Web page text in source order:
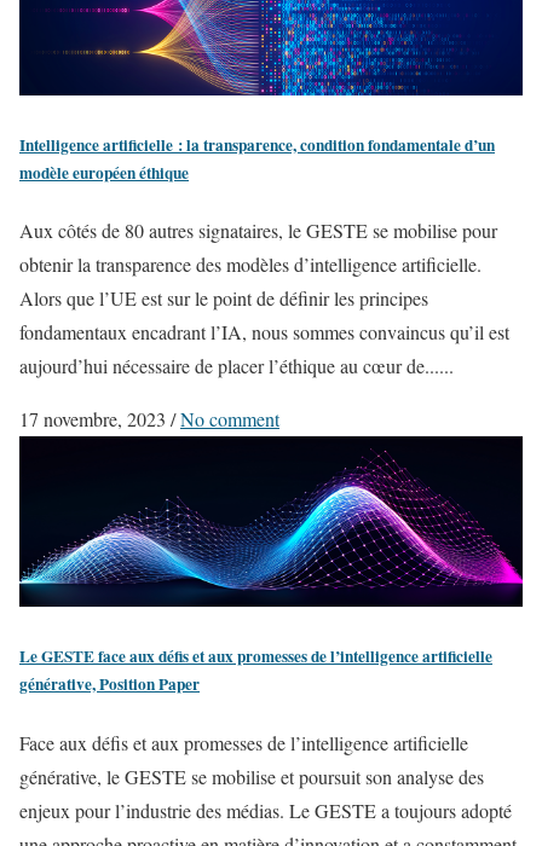
Intelligence artificielle : la transparence, condition fondamentale d’un
modèle européen éthique
Aux côtés de 80 autres signataires, le GESTE se mobilise pour
obtenir la transparence des modèles d’intelligence artificielle.
Alors que l’UE est sur le point de définir les principes
fondamentaux encadrant l’IA, nous sommes convaincus qu’il est
aujourd’hui nécessaire de placer l’éthique au cœur de......
17 novembre, 2023 /No comment
Le GESTE face aux défis et aux promesses de l’intelligence artificielle
générative, Position Paper
Face aux défis et aux promesses de l’intelligence artificielle
générative, le GESTE se mobilise et poursuit son analyse des
enjeux pour l’industrie des médias. Le GESTE a toujours adopté